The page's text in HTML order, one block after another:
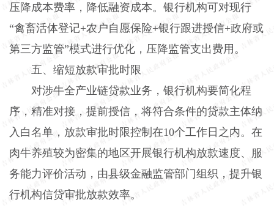
压降成本费率，降低融资成本。银行机构可对现行
“禽畜活体登记+农户自愿保险+银行跟进授信+政府或
第三方监管”模式进行优化，压降监管支出费用。
五、缩短放款审批时限
对涉牛全产业链贷款业务，银行机构要简化程
序，精准对接，提前授信，将符合条件的贷款主体纳
入白名单，放款审批时限控制在10个工作日之内。在
肉牛养殖较为密集的地区开展银行机构放款速度、服
务能力评价活动，由县级金融监管部门组织，提升银
行机构信贷审批放款效率。